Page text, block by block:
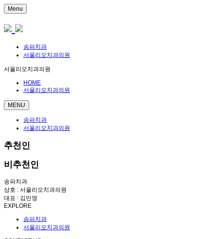
Menu
송파치과
서울리오치과의원
서울리오치과의원
HOME
서울리오치과의원
MENU
송파치과
서울리오치과의원
추천인
비추천인
송파치과
상호 : 서울리오치과의원
대표 : 김민영
EXPLORE
송파치과
서울리오치과의원